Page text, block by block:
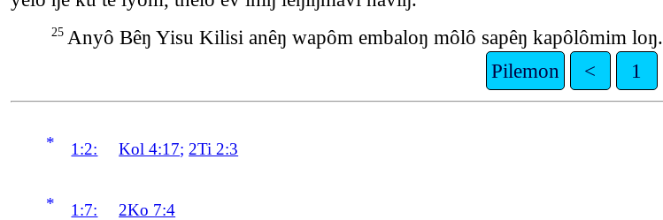
25 Anyô Bêŋ Yisu Kilisi anêŋ wapôm embaloŋ môlô sapêŋ kapôlômim loŋ.
Pilemon
< 1
* 1:2: Kol 4:17; 2Ti 2:3
* 1:7: 2Ko 7:4